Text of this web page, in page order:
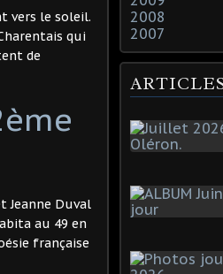
vers le soleil.
qui
de
Jeanne Duval
au 49 en
française
2008
2007